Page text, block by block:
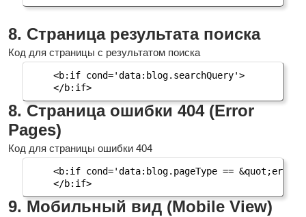
8. Страница результата поиска
Код для страницы с результатом поиска
<b:if cond='data:blog.searchQuery'>
</b:if>
8. Страница ошибки 404 (Error
Pages)
Код для страницы ошибки 404
<b:if cond='data:blog.pageType ==
</b:if>
9. Мобильный вид (Mobile View)